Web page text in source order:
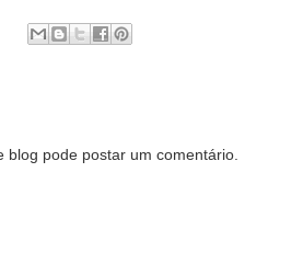
blog pode postar um comentário.